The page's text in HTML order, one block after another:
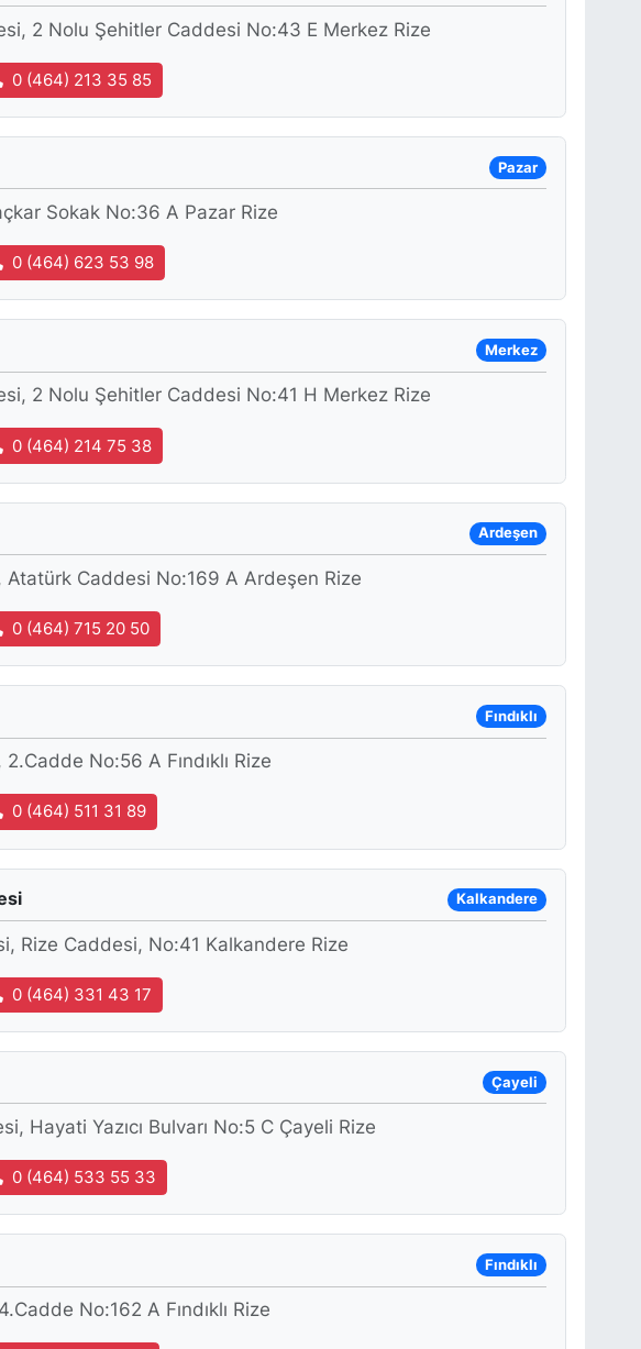
2 Nolu Şehitler Caddesi No:43 E Merkez Rize
0 (464) 213 35 85
Pazar
Sokak No:36 A Pazar Rize
0 (464) 623 53 98
Merkez
2 Nolu Şehitler Caddesi No:41 H Merkez Rize
0 (464) 214 75 38
Ardeşen
Atatürk Caddesi No:169 A Ardeşen Rize
0 (464) 715 20 50
Fındıklı
No:56 A Fındıklı Rize
0 (464) 511 31 89
Kalkandere
Rize Caddesi, No:41 Kalkandere Rize
0 (464) 331 43 17
Çayeli
Hayati Yazıcı Bulvarı No:5 C Çayeli Rize
0 (464) 533 55 33
Fındıklı
No:162 A Fındıklı Rize